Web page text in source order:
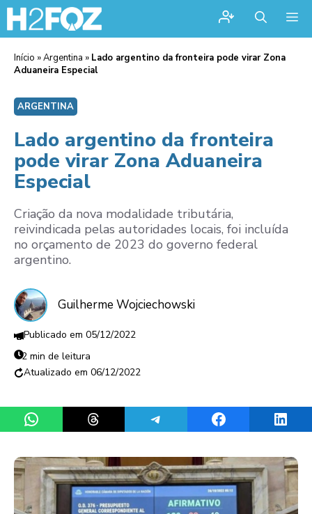
Início »Argentina » Lado argentino da fronteira pode virar Zona
Aduaneira Especial
ARGENTINA
Lado argentino da fronteira
pode virar Zona Aduaneira
Especial
Criação da nova modalidade tributária,
reivindicada pelas autoridades locais, foi incluída
no orçamento de 2023 do governo federal
argentino.
Guilherme Wojciechowski
05/12/2022
2 min de leitura
06/12/2022
Share on WhatsAppShare on ThreadsShare on TelegramShare on Facebook